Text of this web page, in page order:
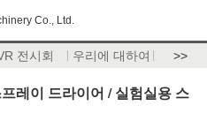
Co., Ltd.
전시회 우리에 대하여 >>
레이 드라이어 / 실험실용 스